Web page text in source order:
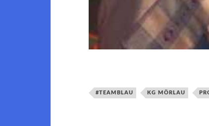
#TEAMBLAU KG MÖRLAU